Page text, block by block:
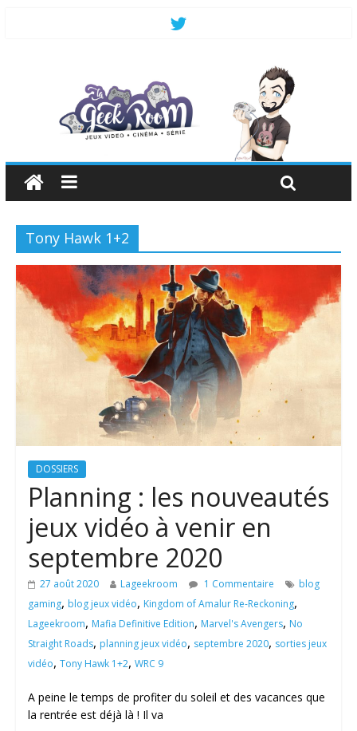
Tony Hawk 1+2
DOSSIERS
Planning : les nouveautés
jeux vidéo à venir en
septembre 2020
27 août 2020 Lageekroom 1 Commentaire
blog
gaming, blog jeux vidéo, Kingdom of Amalur Re-Reckoning,
Lageekroom, Mafia Definitive Edition, Marvel's Avengers, No
Straight Roads, planning jeux vidéo, septembre 2020, sorties jeux
vidéo, Tony Hawk 1+2, WRC 9
A peine le temps de profiter du soleil et des vacances que
la rentrée est déjà là ! Il va